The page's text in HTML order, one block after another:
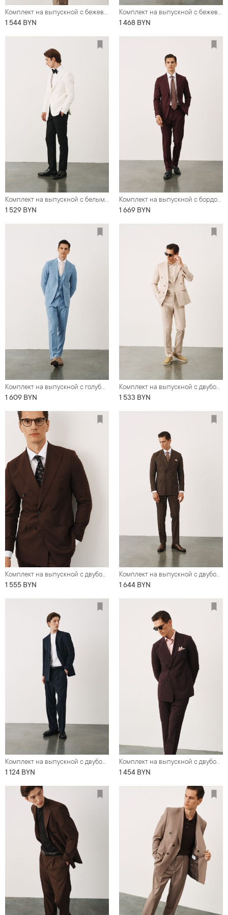
Комплект на выпускной с бежевым костюмом с вертикальной фактурой (костюм, рубашка, обувь, галстук)
1 544 BYN
Комплект на выпускной с бежевым льняным костюмом в тонкую полоску (костюм, рубашка, обувь, галстук, нагрудный платок)
1 468 BYN
Комплект на выпускной с белым однобортным смокингом (костюм, рубашка, обувь, нагрудный платок, бабочка)
1 529 BYN
Комплект на выпускной с бордовым костюмом из деликатной шерсти (костюм, туфли, рубашка, галстук)
1 669 BYN
Комплект на выпускной с голубым костюмом из легкой ткани (костюм, рубашка, обувь, галстук)
1 609 BYN
Комплект на выпускной с двубортным бежевым костюмом из смесовой ткани со льном (костюм, туфли, футболка, нагрудный платок)
1 533 BYN
Комплект на выпускной с двубортным коричневым костюмом (костюм, туфли, рубашка, галстук)
1 555 BYN
Комплект на выпускной с двубортным коричневым костюмом в тонкую полоску (костюм, туфли, рубашка, галстук, нагрудный платок)
1 644 BYN
Комплект на выпускной с двубортным костюмом оверсайз, темно-синего цвета (костюм, футболка, обувь)
1 124 BYN
Комплект на выпускной с двубортным костюмом цвета бургунди в полоску (костюм, рубашка, туфли, нагрудный платок)
1 454 BYN